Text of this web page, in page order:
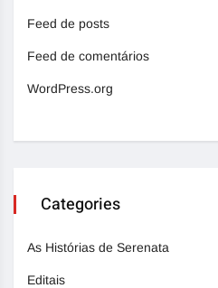
Feed de posts
Feed de comentários
WordPress.org
Categories
As Histórias de Serenata
Editais